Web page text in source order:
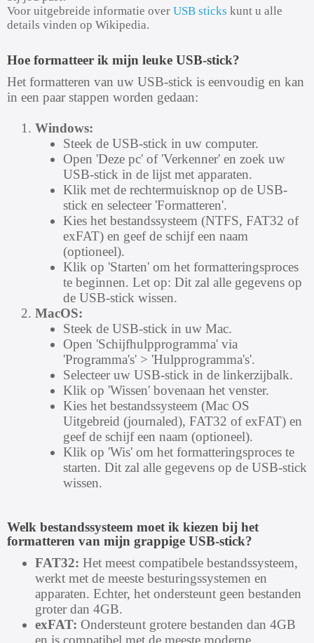
Voor uitgebreide informatie over USB sticks kunt u alle
details vinden op Wikipedia.
Hoe formatteer ik mijn leuke USB-stick?
Het formatteren van uw USB-stick is eenvoudig en kan
in een paar stappen worden gedaan:
Windows:
Steek de USB-stick in uw computer.
Open 'Deze pc' of 'Verkenner' en zoek uw
USB-stick in de lijst met apparaten.
Klik met de rechtermuisknop op de USB-
stick en selecteer 'Formatteren'.
Kies het bestandssysteem (NTFS, FAT32 of
exFAT) en geef de schijf een naam
(optioneel).
Klik op 'Starten' om het formatteringsproces
te beginnen. Let op: Dit zal alle gegevens op
de USB-stick wissen.
MacOS:
Steek de USB-stick in uw Mac.
Open 'Schijfhulpprogramma' via
'Programma's' > 'Hulpprogramma's'.
Selecteer uw USB-stick in de linkerzijbalk.
Klik op 'Wissen' bovenaan het venster.
Kies het bestandssysteem (Mac OS
Uitgebreid (journaled), FAT32 of exFAT) en
geef de schijf een naam (optioneel).
Klik op 'Wis' om het formatteringsproces te
starten. Dit zal alle gegevens op de USB-stick
wissen.
Welk bestandssysteem moet ik kiezen bij het
formatteren van mijn grappige USB-stick?
FAT32: Het meest compatibele bestandssysteem,
werkt met de meeste besturingssystemen en
apparaten. Echter, het ondersteunt geen bestanden
groter dan 4GB.
exFAT: Ondersteunt grotere bestanden dan 4GB